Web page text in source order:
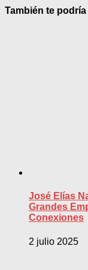
También te podría
José Elías
Grandes
Conexiones
2 julio 2025